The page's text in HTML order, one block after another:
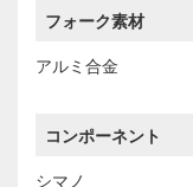
フォーク素材
アルミ合金
コンポーネント
シマノ